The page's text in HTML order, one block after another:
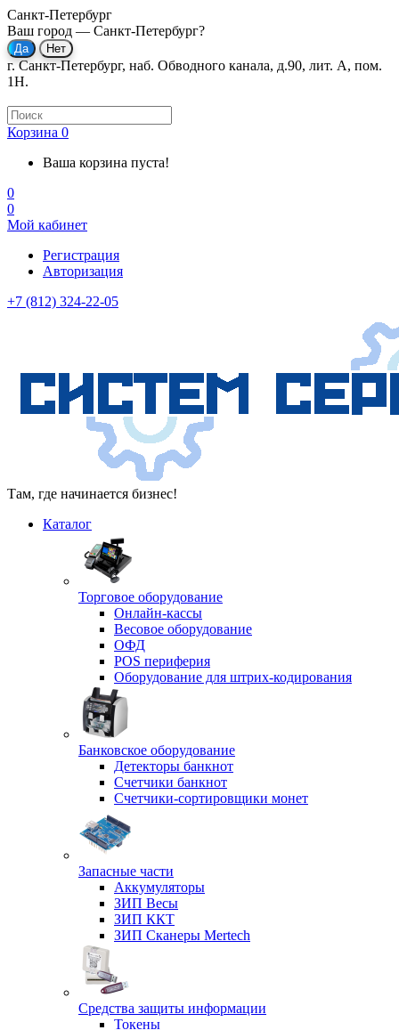
Санкт-Петербург
Ваш город — Санкт-Петербург?
г. Санкт-Петербург, наб. Обводного канала, д.90, лит. А, пом.
1Н.
Корзина 0
Ваша корзина пуста!
0
0
Мой кабинет
Регистрация
Авторизация
+7 (812) 324-22-05
Там, где начинается бизнес!
Каталог
Торговое оборудование
Онлайн-кассы
Весовое оборудование
ОФД
POS периферия
Оборудование для штрих-кодирования
Банковское оборудование
Детекторы банкнот
Счетчики банкнот
Счетчики-сортировщики монет
Запасные части
Аккумуляторы
ЗИП Весы
ЗИП ККТ
ЗИП Сканеры Mertech
Средства защиты информации
Токены